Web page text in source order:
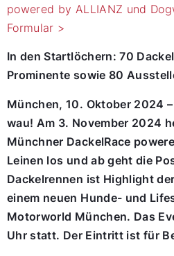
powered by ALLIANZ und
Formular >
In den Startlöchern: 70
Prominente sowie 80
München, 10. Oktober 2024
wau! Am 3. November 2024
Münchner DackelRace
Leinen los und ab geht die
Dackelrennen ist Highlight
einem neuen Hunde- und
Motorworld München. Das
Uhr statt. Der Eintritt ist für